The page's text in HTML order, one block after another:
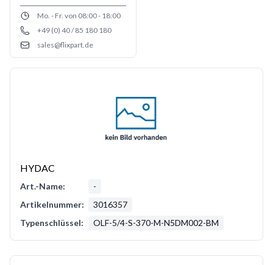
Opening hours
Mo. - Fr. von 08:00 - 18:00
Phone number
+49 (0) 40 / 85 180 180
Emailsales@flixpart.de
HYDAC
Art.-Name:
-
Artikelnummer:
3016357
Typenschlüssel:
OLF-5/4-S-370-M-N5DM002-BM